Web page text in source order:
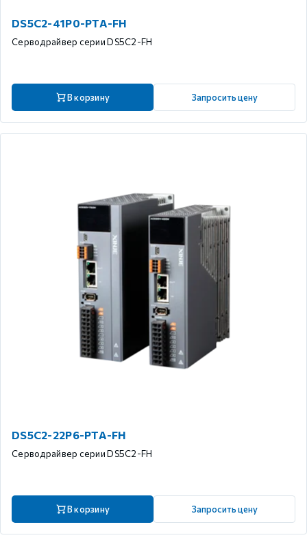
DS5C2-41P0-PTA-FH
Серводрайвер серии DS5C2-FH
В корзину Запросить цену
DS5C2-22P6-PTA-FH
Серводрайвер серии DS5C2-FH
В корзину Запросить цену